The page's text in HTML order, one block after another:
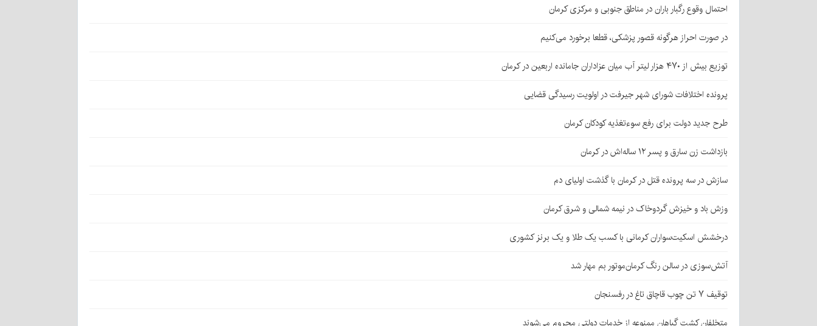
احتمال وقوع رگبار باران در مناطق جنوبی و مرکزی کرمان
در صورت احراز هرگونه قصور پزشکی، قطعا برخورد می‌کنیم
توزیع بیش از ۴۷۰ هزار لیتر آب میان عزاداران جامانده اربعین در کرمان
پرونده اختلافات شورای شهر جیرفت در اولویت رسیدگی قضایی
طرح جدید دولت برای رفع سوءتغذیه کودکان کرمان
بازداشت زن سارق و پسر ۱۲ ساله‌اش در کرمان
سازش در سه پرونده قتل در کرمان با گذشت اولیای دم
وزش باد و خیزش گردوخاک در نیمه شمالی و شرق کرمان
درخشش اسکیت‌سواران کرمانی با کسب یک طلا و یک برنز کشوری
آتش‌سوزی در سالن رنگ کرمان‌موتور بم مهار شد
توقیف ۷ تن چوب قاچاق تاغ در رفسنجان
متخلفان کشت گیاهان ممنوعه از خدمات دولتی محروم می‌شوند